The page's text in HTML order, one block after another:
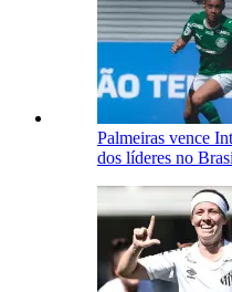
Palmeiras vence
dos líderes no